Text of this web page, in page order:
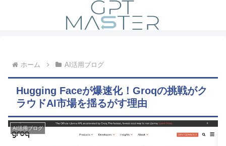
ホーム AI活用ブログ
Hugging Faceが爆速化！Groqの挑戦がク
ラウドAI市場を揺るがす理由
AI活用ブログ